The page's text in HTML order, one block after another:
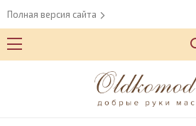
Полная версия сайта